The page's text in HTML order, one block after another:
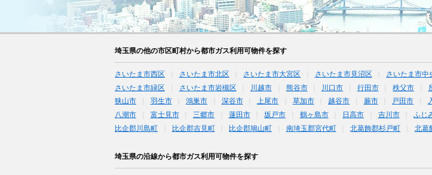
埼玉県の他の市区町村から都市ガス利用可物件を探す
さいたま市西区 さいたま市北区 さいたま市大宮区 さいたま市見沼区 さいたま市中
さいたま市緑区
さいたま市岩槻区 川越市 熊谷市 川口市 行田市 秩父市
狭山市
羽生市 鴻巣市 深谷市 上尾市 草加市 越谷市 蕨市 戸田市
八潮市
富士見市 三郷市 蓮田市 坂戸市 鶴ヶ島市 日高市 吉川市 ふじ
比企郡川島町
比企郡吉見町 比企郡鳩山町 南埼玉郡宮代町 北葛飾郡杉戸町 北葛
埼玉県の沿線から都市ガス利用可物件を探す